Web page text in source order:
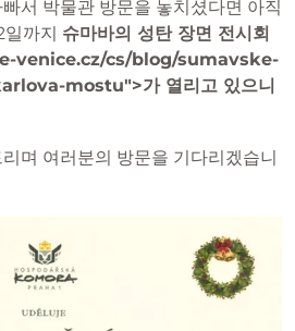
서 박물관 방문을 놓치셨다면 아직
일까지 슈마바의 성탄 장면 전시회
venice.cz/cs/blog/sumavske-
mostu">가 열리고 있으니
며 여러분의 방문을 기다리겠습니